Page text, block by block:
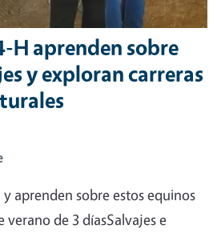
H aprenden sobre
y exploran carreras
aprenden sobre estos equinos
de 3 díasSalvajes e